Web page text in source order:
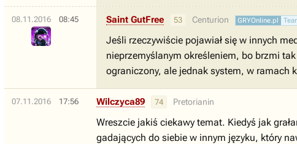
08.11.2016 08:45 Saint GutFree 53 Centurion GRYOnline.pl
Jeśli rzeczywiście pojawiał się w innych
nieprzemyślanym określeniem, bo brzmi
ograniczony, ale jednak system, w ramach
07.11.2016 17:56 Wilczyca89 74 Pretorianin
Wreszcie jakiś ciekawy temat. Kiedyś jak
gadających do siebie w innym języku, który